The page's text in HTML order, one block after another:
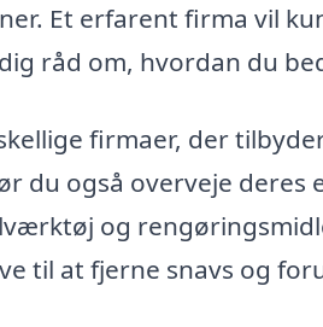
Et erfarent firma vil
råd om, hvordan du
firmaer, der
du også overveje
og
til at fjerne snavs og